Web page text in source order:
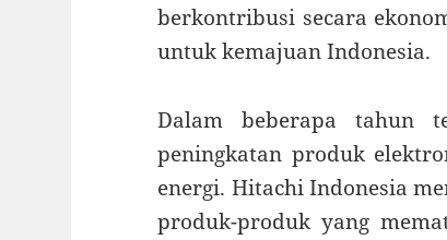
berkontribusi secara
untuk kemajuan Indonesia.
Dalam beberapa tahun
peningkatan produk
energi. Hitachi Indonesia
produk-produk yang